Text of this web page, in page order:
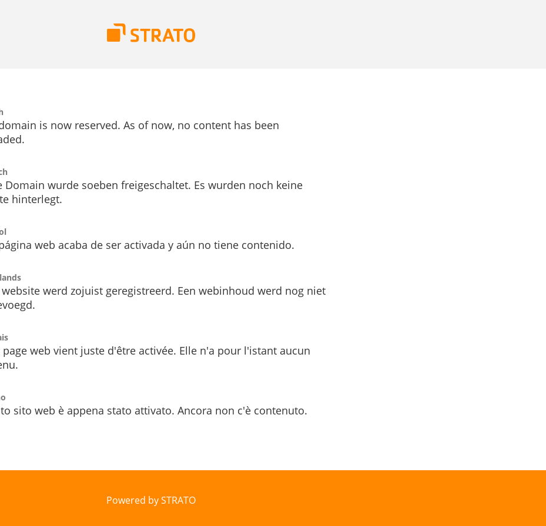
is now reserved. As of now, no content has been
Domain wurde soeben freigeschaltet. Es wurden noch keine
hinterlegt.
web acaba de ser activada y aún no tiene contenido.
website werd zojuist geregistreerd. Een webinhoud werd nog niet
page web vient juste d'être activée. Elle n'a pour l'istant aucun
sito web è appena stato attivato. Ancora non c'è contenuto.
Powered by STRATO